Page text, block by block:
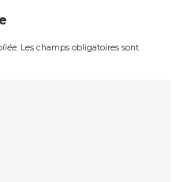
Les champs obligatoires sont